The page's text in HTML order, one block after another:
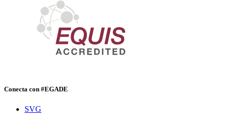
Conecta con #EGADE
SVG